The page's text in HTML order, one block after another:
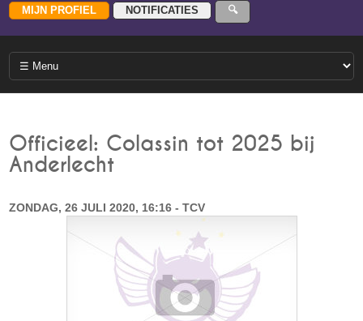
Officieel: Colassin tot 2025 bij
Anderlecht
ZONDAG, 26 JULI 2020, 16:16 - TCV